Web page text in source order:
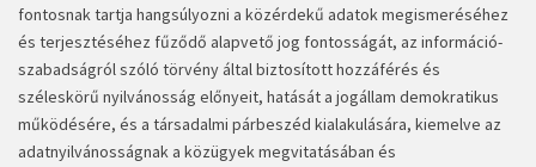
fontosnak tartja hangsúlyozni a közérdekű adatok megismeréséhez
és terjesztéséhez fűződő alapvető jog fontosságát, az információ­
szabadságról szóló törvény által biztosított hozzáférés és
széleskörű nyilvánosság előnyeit, hatását a jogállam demokratikus
működésére, és a társadalmi párbeszéd kialakulására, kiemelve az
adatnyilvánosságnak a közügyek megvitatásában és